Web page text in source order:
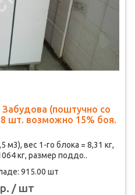
(поштучно со
шт. возможно 15% боя.
вес 1-го блока = 8,31 кг,
кг, размер поддо..
915.00 шт
/ шт